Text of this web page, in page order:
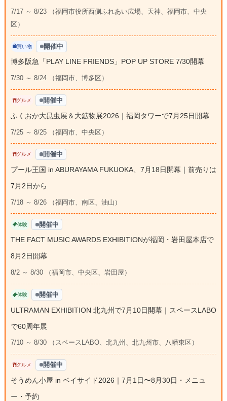
7/17 ～ 8/23 （福岡市役所西側ふれあい広場、天神、福岡市、中央
区）
買い物 開催中
博多阪急「PLAY LINE FRIENDS」POP UP STORE 7/30開幕
7/30 ～ 8/24 （福岡市、博多区）
グルメ 開催中
ふくおか大昆虫展＆大鉱物展2026｜福岡タワーで7月25日開幕
7/25 ～ 8/25 （福岡市、中央区）
グルメ 開催中
プール王国 in ABURAYAMA FUKUOKA、7月18日開幕｜前売りは
7月2日から
7/18 ～ 8/26 （福岡市、南区、油山）
体験 開催中
THE FACT MUSIC AWARDS EXHIBITIONが福岡・岩田屋本店で
8月2日開幕
8/2 ～ 8/30 （福岡市、中央区、岩田屋）
体験 開催中
ULTRAMAN EXHIBITION 北九州で7月10日開幕｜スペースLABO
で60周年展
7/10 ～ 8/30 （スペースLABO、北九州、北九州市、八幡東区）
グルメ 開催中
そうめん小屋 in ベイサイド2026｜7月1日〜8月30日・メニュ
ー・予約